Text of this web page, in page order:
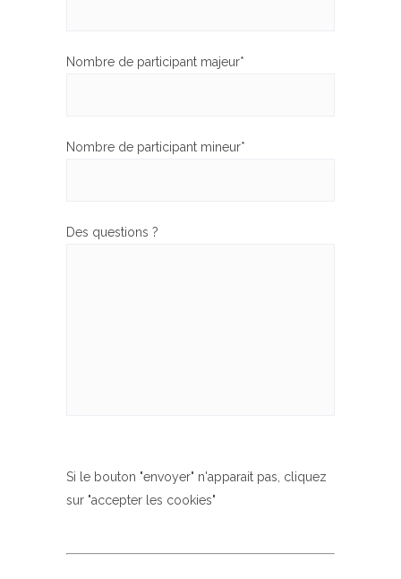
Nombre de participant majeur*
Nombre de participant mineur*
Des questions ?
Si le bouton "envoyer" n'apparait pas, cliquez
sur "accepter les cookies"